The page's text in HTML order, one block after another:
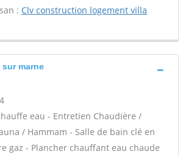
: Clv construction logement villa
marne
eau - Entretien Chaudière /
/ Hammam - Salle de bain clé en
gaz - Plancher chauffant eau chaude